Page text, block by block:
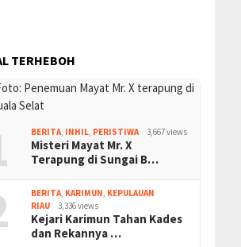
TERHEBOH
BERITA, INHIL, PERISTIWA 3,667 views
Misteri Mayat Mr. X
Terapung di Sungai B…
BERITA, KARIMUN, KEPULAUAN
RIAU
3,336 views
Kejari Karimun Tahan Kades
dan Rekannya …